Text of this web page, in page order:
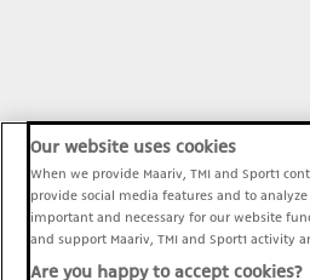
Our website uses cookies
When we provide Maariv, TMI and Sport1
provide social media features and to
important and necessary for our website
and support Maariv, TMI and Sport1 activity
Are you happy to accept cookies?